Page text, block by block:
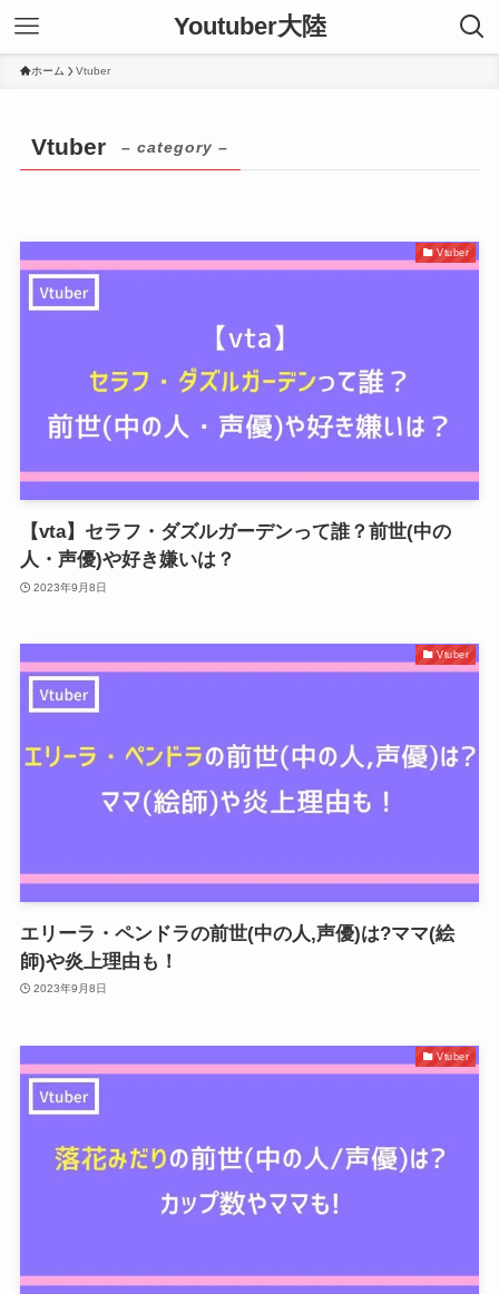
Youtuber大陸
ホーム Vtuber
Vtuber – category –
Vtuber
【vta】セラフ・ダズルガーデンって誰？前世(中の
人・声優)や好き嫌いは？
2023年9月8日
Vtuber
エリーラ・ペンドラの前世(中の人,声優)は?ママ(絵
師)や炎上理由も！
2023年9月8日
Vtuber